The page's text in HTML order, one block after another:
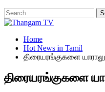
Home
Hot News in Tamil
திரையரங்குகளை
திரையரங்குகளை